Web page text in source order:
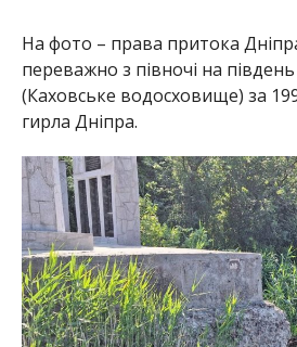
Рівень води у річці Базавлук не змінився